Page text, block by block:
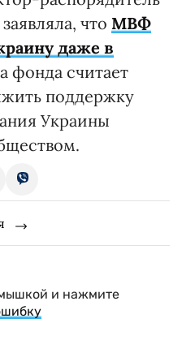
что МВФ
даже в
фонда считает
поддержку
Украины
и нажмите